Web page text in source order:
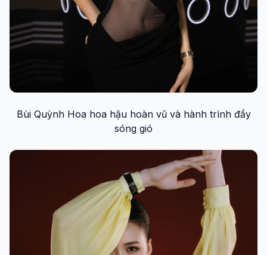
Bùi Quỳnh Hoa hoa hậu hoàn vũ và hành trình đầy
sóng gió